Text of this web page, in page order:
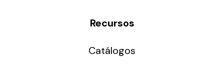
Recursos
Catálogos